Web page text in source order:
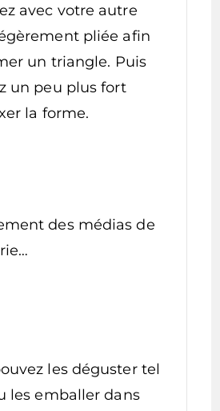
avec votre autre
pliée afin
un triangle. Puis
un peu plus fort
la forme.
des médias de
les déguster tel
les emballer dans